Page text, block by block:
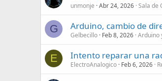
unmonje Abr 24, 2026 Sala de
G Arduino, cambio de
Gelbecillo Feb 8, 2026 Arduino
E Intento reparar una
ElectroAnalogico Feb 6, 2026